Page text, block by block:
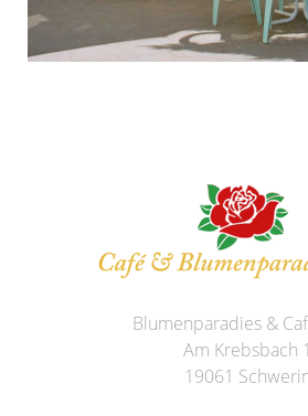
Blumenparadies &
Am Krebsbach 1
19061